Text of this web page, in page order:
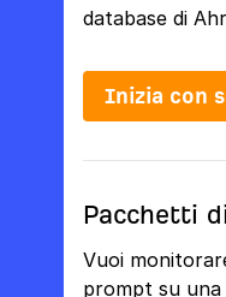
database di
Inizia con
Pacchetti
Vuoi
prompt su